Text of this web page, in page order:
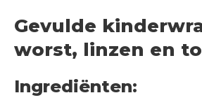
Gevulde
worst, linzen en
Ingrediënten: